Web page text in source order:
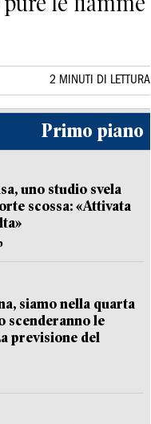
2 MINUTI DI LETTURA
Primo piano
uno studio svela
scossa: «Attivata
siamo nella quarta
scenderanno le
previsione del